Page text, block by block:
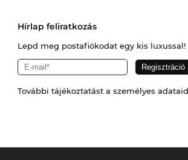
Hírlap feliratkozás
Lepd meg postafiókodat egy kis
További tájékoztatást a személyes